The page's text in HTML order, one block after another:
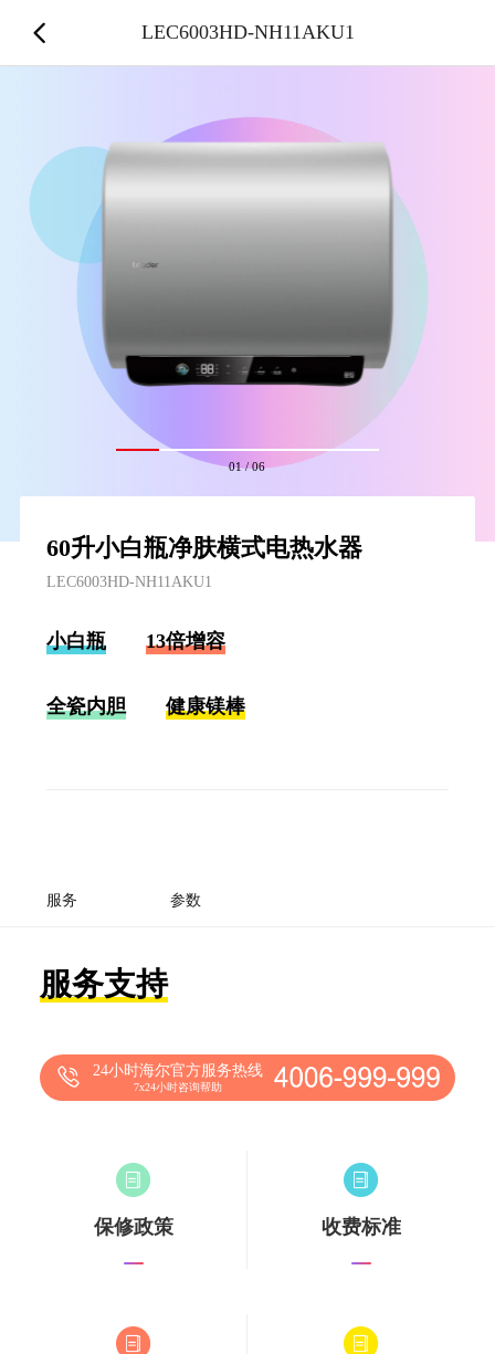
01/06
60升小白瓶净肤横式电热水器
LEC6003HD-NH11AKU1
小白瓶 13倍增容
全瓷内胆 健康镁棒
服务 参数
服务支持
24小时海尔官方服务热线
7x24小时咨询帮助
保修政策 收费标准
LEC6003HD-NH11AKU1